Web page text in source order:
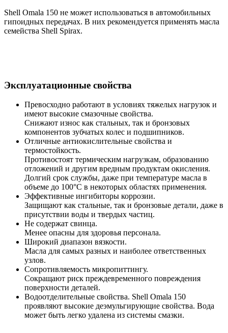
Shell Omala 150 не может использоваться в автомобильных
гипоидных передачах. В них рекомендуется применять масла
семейства Shell Spirax.
Эксплуатационные свойства
Превосходно работают в условиях тяжелых нагрузок и
имеют высокие смазочные свойства.
Снижают износ как стальных, так и бронзовых
компонентов зубчатых колес и подшипников.
Отличные антиокислительные свойства и
термостойкость.
Противостоят термическим нагрузкам, образованию
отложений и другим вредным продуктам окисления.
Долгий срок службы, даже при температуре масла в
объеме до 100°C в некоторых областях применения.
Эффективные ингибиторы коррозии.
Защищают как стальные, так и бронзовые детали, даже в
присутствии воды и твердых частиц.
Не содержат свинца.
Менее опасны для здоровья персонала.
Широкий диапазон вязкости.
Масла для самых разных и наиболее ответственных
узлов.
Сопротивляемость микропиттингу.
Сокращают риск преждевременного повреждения
поверхности деталей.
Водоотделительные свойства. Shell Omala 150
проявляют высокие деэмульгирующие свойства. Вода
может быть легко удалена из системы смазки.